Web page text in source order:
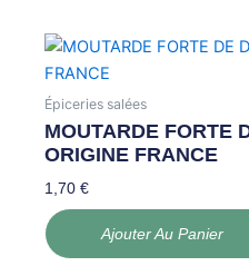
Épiceries salées
MOUTARDE FORTE
ORIGINE FRANCE
1,70€
Ajouter Au Panier